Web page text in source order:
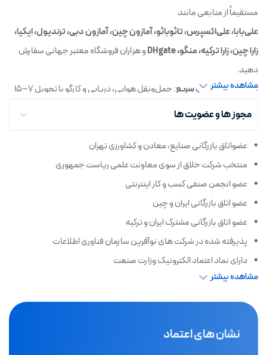
مستقیماً از منابعی مانند
علی‌بابا، علی‌اکسپرس، تائوبائو، آمازون چین، آمازون دبی، ترندیول، ایکیا،
زارا چین، زارا ترکیه، منگو، DHgate
و هزاران فروشگاه معتبر جهانی سفارش
دهید.
◼️واردات قانونی و سریع
: حمل‌ونقل هوایی، دریایی و کارگو با تحویل ۷–۱۵
روزه درب منزل
◼️ پشتیبانی ۲۴/۷ واعتبارسنجی فروشندگانبرای تضمین کیفیت
جمبوجت، پل مطمئن شما برایخرید از چین‌،خرید از ترکیهوسفارش از
آمازون و فروشگاه‌های بین‌المللیبا یک کلیک!
مشاهده بیشتر
مجوز ها و عضویت ها
عضواتاق بازرگانی صنایع، معادن و کشاورزی تهران
منتخب شرکت خلاق از سوی معاونت علمی ریاست جمهوری
عضو انجمن صنفی کسب و کار اینترنتی
عضو اتاق بازرگانی ایران و چین
عضو اتاق بازرگانی مشترک ایران و ترکیه
پذیرفته شده در شرکت های نوآفرین سازمان فناوری اطلاعات
دارای نماد اعتماد الکترونیک وزارت صنعت
مشاهده بیشتر
نشان های اعتماد